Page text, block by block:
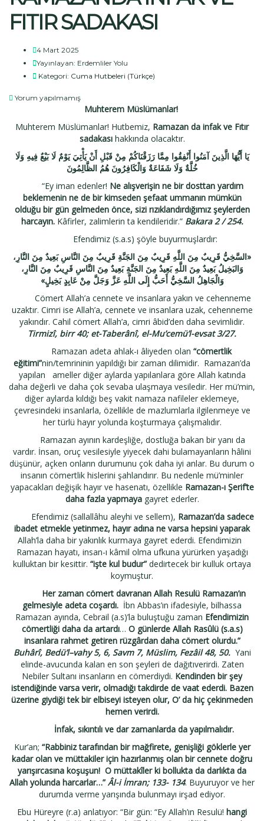
FITIR SADAKASI
4 Mart 2025
Yayınlayan: Erdemliler Yolu
Kategori: Cuma Hutbeleri (Türkçe)
Yorum yapılmamış
Muhterem Müslümanlar!
Muhterem Müslümanlar! Hutbemiz, Ramazan da infak ve Fıtır
sadakası hakkında olacaktır.
يَا أَيُّهَا الَّذِينَ آمَنُوا أَنْفِقُوا مِمَّا رَزَقْنَاكُمْ مِنْ قَبْلِ أَنْ يَأْتِيَ يَوْمٌ لَا بَيْعٌ فِيهِ وَلَا
خُلَّةٌ وَلَا شَفَاعَةٌ وَالْكَافِرُونَ هُمُ الظَّالِمُونَ
“Ey iman edenler! Ne alışverişin ne bir dosttan yardım
beklemenin ne de bir kimseden şefaat ummanın mümkün
olduğu bir gün gelmeden önce, sizi rızıklandırdığımız şeylerden
harcayın. Kâfirler, zalimlerin ta kendileridir.” Bakara 2 / 254.
Efendimiz (s.a.s) şöyle buyurmuşlardır:
«السَّخِيُّ قَرِيبٌ مِنَ اللَّهِ قَرِيبٌ مِنَ الجَنَّةِ قَرِيبٌ مِنَ النَّاسِ بَعِيدٌ مِنَ النَّارِ،
وَالبَخِيلُ بَعِيدٌ مِنَ اللَّهِ بَعِيدٌ مِنَ الجَنَّةِ بَعِيدٌ مِنَ النَّاسِ قَرِيبٌ مِنَ النَّارِ،
وَالْجَاهِلُ السَّخِيُّ أَحَبُّ إِلَى اللَّهِ عَزَّ وَجَلَّ مِنْ عَابِدٍ بَخِيلٍ»
Cömert Allah’a cennete ve insanlara yakın ve cehenneme
uzaktır. Cimri ise Allah’a, cennete ve insanlara uzak, cehenneme
yakındır. Cahil cömert Allah’a, cimri âbid’den daha sevimlidir.
Tirmizî, birr 40; et-Taberânî, el-Mu’cemü’l-evsat 3/27.
Ramazan adeta ahlak-ı âliyeden olan “cömertlik
eğitimi”nin/temrininin yapıldığı bir zaman dilimidir. Ramazan’da
yapılan
ameller diğer aylarda yapılanlara göre Allah katında
daha değerli ve daha çok sevaba ulaşmaya vesiledir. Her mü’min,
diğer aylarda kıldığı beş vakit namaza nafileler eklemeye,
çevresindeki insanlarla, özellikle de mazlumlarla ilgilenmeye ve
her türlü hayır yolunda koşturmaya çalışmalıdır.
Ramazan ayının kardeşliğe, dostluğa bakan bir yanı da
vardır. İnsan, oruç vesilesiyle yiyecek dahi bulamayanların hâlini
düşünür, açken onların durumunu çok daha iyi anlar. Bu durum o
insanın cömertlik hislerini şahlandırır. Bu nedenle mü’minler
yapacakları değişik hayır ve hasenatı, özellikle Ramazan-ı Şerif’te
daha fazla yapmayagayret ederler.
Efendimiz (sallallâhu aleyhi ve sellem), Ramazan’da sadece
ibadet etmekle yetinmez, hayır adına ne varsa hepsini yaparak
Allah’la daha bir yakınlık kurmaya gayret ederdi. Efendimizin
Ramazan hayatı, insan-ı kâmil olma ufkuna yürürken yaşadığı
kulluktan bir kesittir. “işte kul budur”dedirtecek bir kulluk ortaya
koymuştur.
Her zaman cömert davranan Allah Resulü Ramazan’ın
gelmesiyle adeta coşardı. İbn Abbas’ın ifadesiyle, bilhassa
Ramazan ayında, Cebrail (a.s)’la buluştuğu zaman Efendimizin
cömertliği daha da artardı… O günlerde Allah Rasûlü (s.a.s)
insanlara rahmet getiren rüzgârdan daha cömert olurdu.”
Buhârî, Bedü’l–vahy 5, 6, Savm 7, Müslim, Fezâil 48, 50. Yani
elinde-avucunda kalan en son şeyleri de dağıtıverirdi. Zaten
Nebiler Sultanı insanların en cömerdiydi. Kendinden bir şey
istendiğinde varsa verir, olmadığı takdirde de vaat ederdi. Bazen
üzerine giydiği tek bir elbiseyi isteyen olur, O’ da hiç çekinmeden
hemen verirdi.
İnfak, sıkıntılı ve dar zamanlarda da yapılmalıdır.
Kur’an; “Rabbiniz tarafından bir mağfirete, genişliği göklerle yer
kadar olan ve müttakiler için hazırlanmış olan bir cennete doğru
yarışırcasına koşuşun! O müttakîler ki bollukta da darlıkta da
Allah yolunda harcarlar…” Âl-i İmran; 133- 134. Buyuruyor ve her
durumda verme yarışında bulunmayı irşad ediyor.
Ebu Hüreyre (r.a) anlatıyor: “Bir gün: “Ey Allah’ın Resulü! hangi